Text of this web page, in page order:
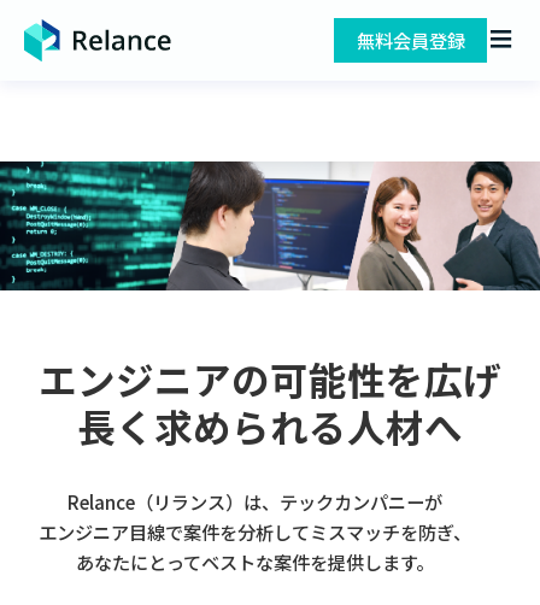
無料会員登録
エンジニアの可能性を広げ
長く求められる人材へ
Relance（リランス）は、テックカンパニーが
エンジニア目線で案件を分析してミスマッチを防ぎ、
あなたにとってベストな案件を提供します。